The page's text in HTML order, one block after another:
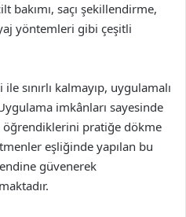
bakımı, saçı şekillendirme,
yöntemleri gibi çeşitli
sınırlı kalmayıp, uygulamalı
imkânları sayesinde
öğrendiklerini pratiğe dökme
eşliğinde yapılan bu
güvenerek